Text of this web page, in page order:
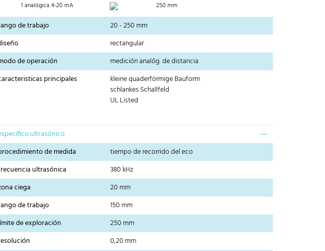
1 analógica 4-20 mA 250 mm
de trabajo
20 - 250 mm
rectangular
de operación
medición analóg. de distancia
principales
kleine quaderförmige Bauform
schlankes Schallfeld
UL Listed
ultrasónico
de medida
tiempo de recorrido del eco
ultrasónica
380 kHz
ciega
20 mm
de trabajo
150 mm
de exploración
250 mm
0,20 mm